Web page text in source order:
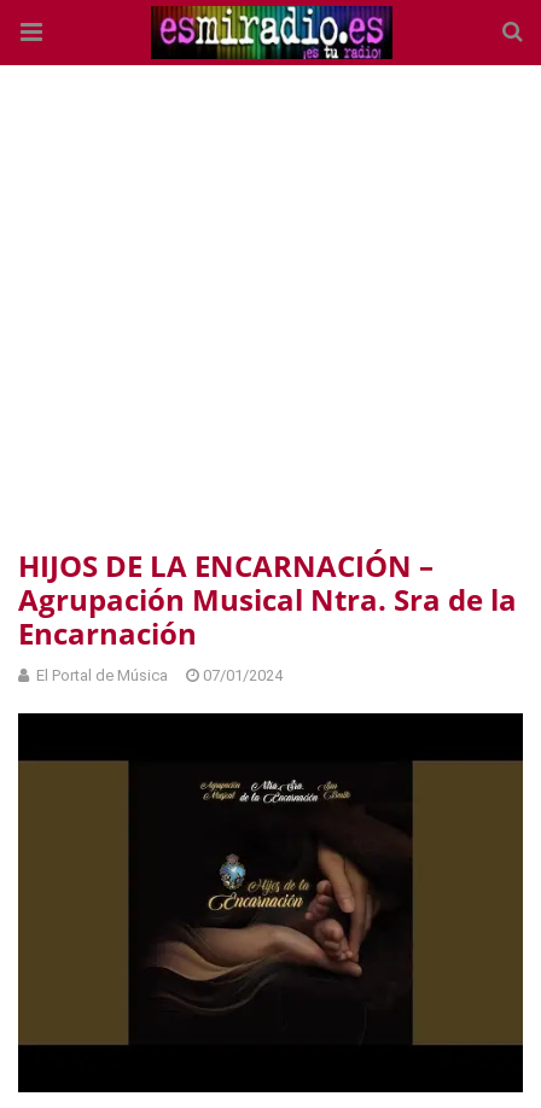
HIJOS DE LA ENCARNACIÓN –
Agrupación Musical Ntra. Sra de la
Encarnación
El Portal de Música 07/01/2024